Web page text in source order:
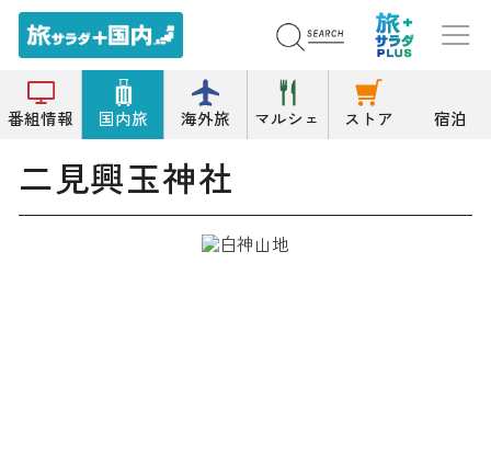
番組情報 国内旅 海外旅 マルシェ ストア 宿泊
トップ 二見興玉神社
二見興玉神社